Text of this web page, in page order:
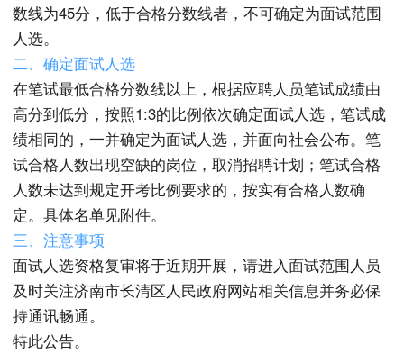
数线为45分，低于合格分数线者，不可确定为面试范围
人选。
二、确定面试人选
在笔试最低合格分数线以上，根据应聘人员笔试成绩由
高分到低分，按照1:3的比例依次确定面试人选，笔试成
绩相同的，一并确定为面试人选，并面向社会公布。笔
试合格人数出现空缺的岗位，取消招聘计划；笔试合格
人数未达到规定开考比例要求的，按实有合格人数确
定。具体名单见附件。
三、注意事项
面试人选资格复审将于近期开展，请进入面试范围人员
及时关注济南市长清区人民政府网站相关信息并务必保
持通讯畅通。
特此公告。